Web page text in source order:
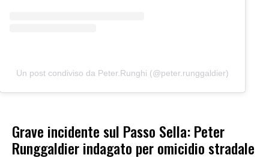
Un post condiviso da Peter.Runghi (@peter.runggaldier)
Grave incidente sul Passo Sella: Peter
Runggaldier indagato per omicidio stradale